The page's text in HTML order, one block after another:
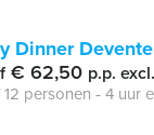
Dinner
€ 62,50 p.p.
personen ‐ 4 uur